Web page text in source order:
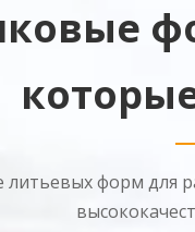
литьевых форм